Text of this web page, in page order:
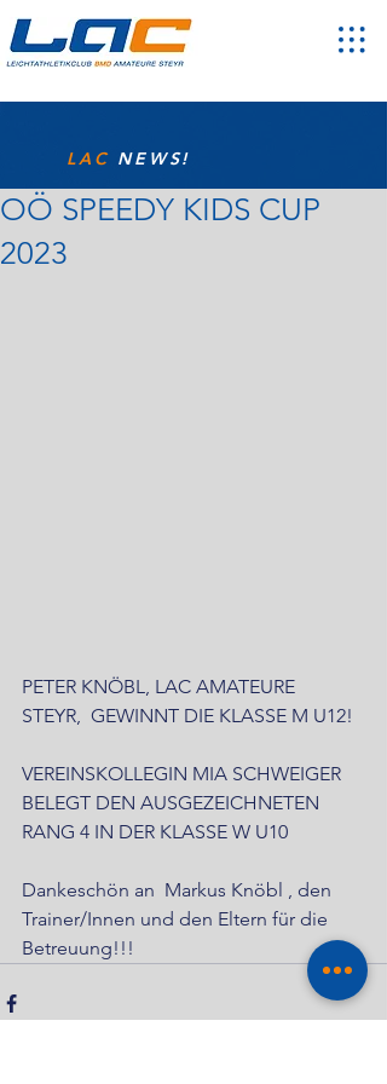
LAC NEWS!
OÖ SPEEDY KIDS CUP
2023
PETER KNÖBL, LAC AMATEURE
STEYR,  GEWINNT DIE KLASSE M U12!
VEREINSKOLLEGIN MIA SCHWEIGER
BELEGT DEN AUSGEZEICHNETEN
RANG 4 IN DER KLASSE W U10
Dankeschön an  Markus Knöbl , den
Trainer/Innen und den Eltern für die
Betreuung!!!